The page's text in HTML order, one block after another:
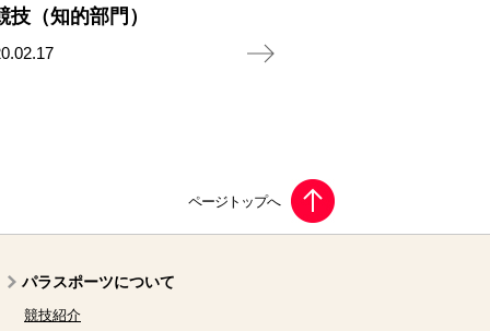
技（知的部門）
パラスポーツについて
競技紹介